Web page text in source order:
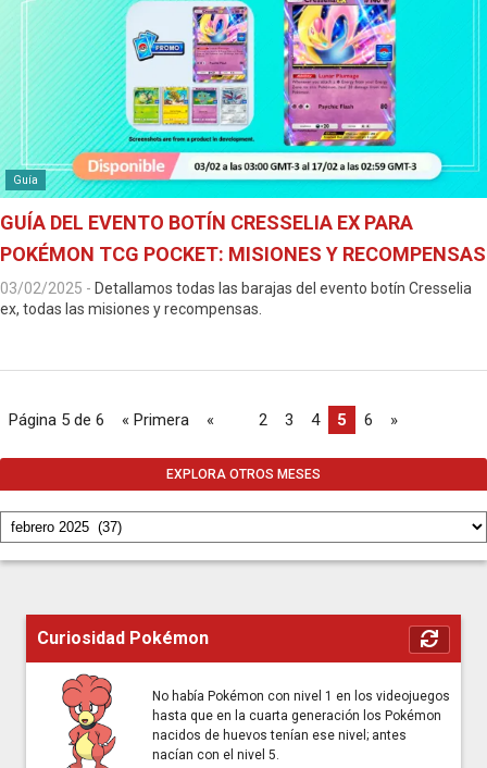
Guía
GUÍA DEL EVENTO BOTÍN CRESSELIA EX PARA
POKÉMON TCG POCKET: MISIONES Y RECOMPENSAS
03/02/2025 - Detallamos todas las barajas del evento botín Cresselia
ex, todas las misiones y recompensas.
Página 5 de 6 « Primera « 2 3 4 5 6 »
EXPLORA OTROS MESES
Curiosidad Pokémon
No había Pokémon con nivel 1 en los videojuegos
hasta que en la cuarta generación los Pokémon
nacidos de huevos tenían ese nivel; antes
nacían con el nivel 5.